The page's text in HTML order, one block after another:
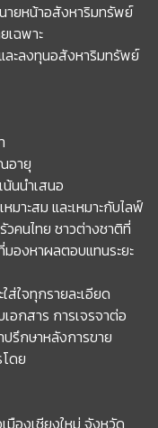
ายหน้าอสังหาริมทรัพย์
เฉพาะ
ละลงทุนอสังหาริมทรัพย์
อายุ
นนำเสนอ
าะสม และเหมาะกับไลฟ์
คนไทย ชาวต่างชาติที่
องหาผลตอบแทนระยะ
ส่ใจทุกรายละเอียด
กสาร การเจรจาต่อ
ปรึกษาหลังการขาย
ดย